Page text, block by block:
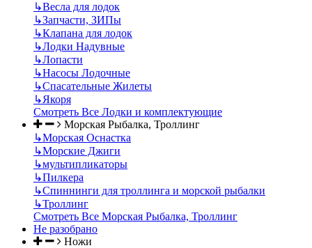
↳Весла для лодок
↳Запчасти, ЗИПы
↳Клапана для лодок
↳Лодки Надувные
↳Лопасти
↳Насосы Лодочные
↳Спасательные Жилеты
↳Якоря
Смотреть Все Лодки и комплектующие
Морская Рыбалка, Троллинг
↳Морская Оснастка
↳Морские Джиги
↳мультипликаторы
↳Пилкера
↳Спиннинги для троллинга и морской рыбалки
↳Троллинг
Смотреть Все Морская Рыбалка, Троллинг
Не разобрано
Ножи